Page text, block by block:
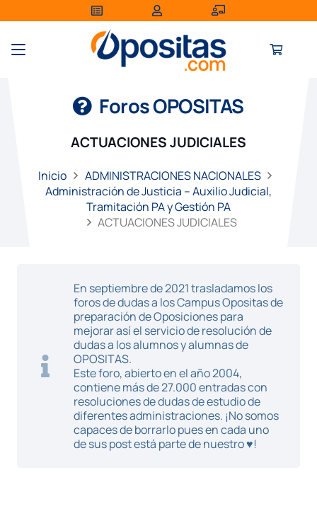
Foros OPOSITAS
ACTUACIONES JUDICIALES
Inicio
ADMINISTRACIONES NACIONALES
Administración de Justicia – Auxilio Judicial,
Tramitación PA y Gestión PA
ACTUACIONES JUDICIALES
En septiembre de 2021 trasladamos los
foros de dudas a los Campus Opositas de
preparación de Oposiciones para
mejorar así el servicio de resolución de
dudas a los alumnos y alumnas de
OPOSITAS.
Este foro, abierto en el año 2004,
contiene más de 27.000 entradas con
resoluciones de dudas de estudio de
diferentes administraciones. ¡No somos
capaces de borrarlo pues en cada uno
de sus post está parte de nuestro ♥!